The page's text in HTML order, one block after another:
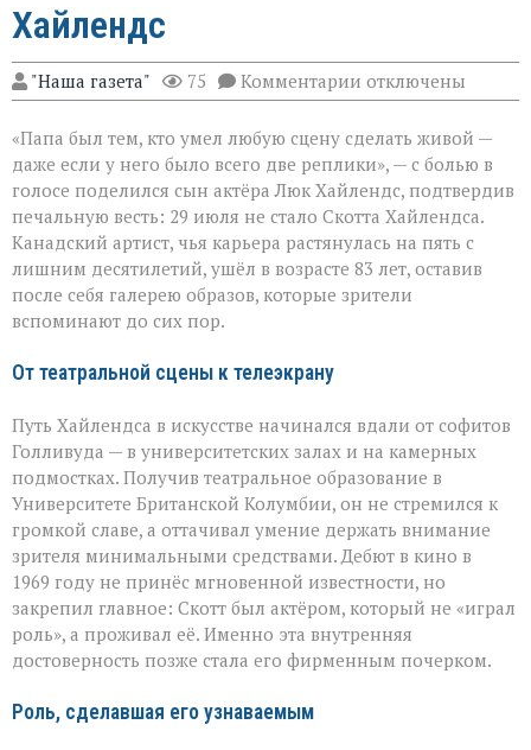
Хайлендс
"Наша газета" 75 Комментарии к
записи
умел
делать
второстепенное
незабываемым»:
ушёл
Скотт
Хайлендс
отключены
«Папа был тем, кто умел любую сцену сделать живой —
даже если у него было всего две реплики», — с болью в
голосе поделился сын актёра Люк Хайлендс, подтвердив
печальную весть: 29 июля не стало Скотта Хайлендса.
Канадский артист, чья карьера растянулась на пять с
лишним десятилетий, ушёл в возрасте 83 лет, оставив
после себя галерею образов, которые зрители
вспоминают до сих пор.
От театральной сцены к телеэкрану
Путь Хайлендса в искусстве начинался вдали от софитов
Голливуда — в университетских залах и на камерных
подмостках. Получив театральное образование в
Университете Британской Колумбии, он не стремился к
громкой славе, а оттачивал умение держать внимание
зрителя минимальными средствами. Дебют в кино в
1969 году не принёс мгновенной известности, но
закрепил главное: Скотт был актёром, который не «играл
роль», а проживал её. Именно эта внутренняя
достоверность позже стала его фирменным почерком.
Роль, сделавшая его узнаваемым